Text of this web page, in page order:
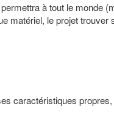
à tout le monde
matériel, le projet trouver
caractéristiques